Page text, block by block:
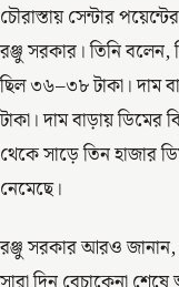
চৌরাস্তায় সেন্টার
রঞ্জু সরকার। তিনি বলেন,
ছিল ৩৬–৩৮ টাকা। দাম
টাকা। দাম বাড়ায় ডিমের
থেকে সাড়ে তিন হাজার
নেমেছে।
রঞ্জু সরকার আরও জানান,